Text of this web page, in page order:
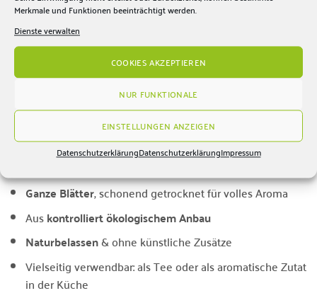
Merkmale und Funktionen beeinträchtigt werden.
Dienste verwalten
COOKIES AKZEPTIEREN
NUR FUNKTIONALE
EINSTELLUNGEN ANZEIGEN
DatenschutzerklärungDatenschutzerklärungImpressum
Menge:1–2 Teelöffel pro Tasse (250 ml)
Wasser:100 °C
lassen oder höher dosieren.
🌿 Besonderheiten
Ganze Blätter, schonend getrocknet für volles Aroma
Auskontrolliert ökologischem Anbau
Naturbelassen& ohne künstliche Zusätze
Vielseitig verwendbar: als Tee oder als aromatische Zutat
in der Küche